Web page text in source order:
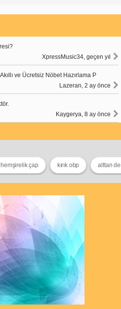
XpressMusic34, geçen yıl
ve Ücretsiz Nöbet Hazırlama P
Lazeran, 2 ay önce
Kaygerya, 8 ay önce
çap kırık obp alttan